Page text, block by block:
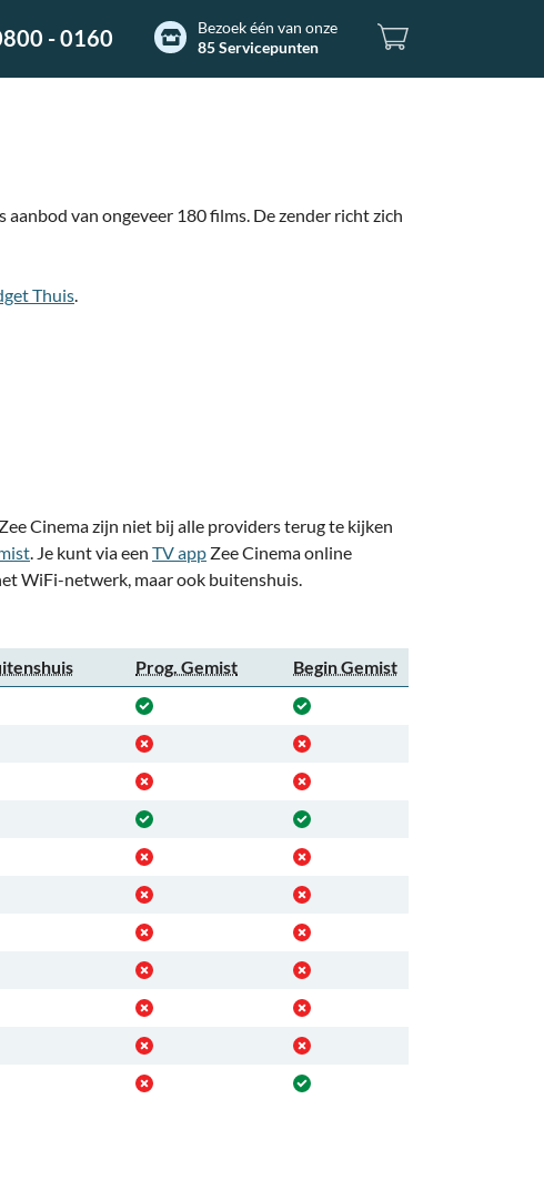
- 0160
Bezoek één van onze
85 Servicepunten
van ongeveer 180 films. De zender richt zich
Thuis.
Cinema zijn niet bij alle providers terug te kijken
. Je kunt via een TV app Zee Cinema online
WiFi-netwerk, maar ook buitenshuis.
Prog. Gemist
Begin Gemist